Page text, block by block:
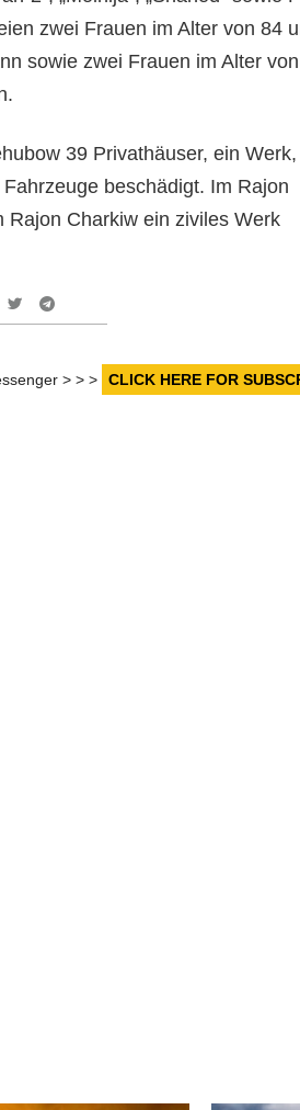
zwei Frauen im Alter von 84
sowie zwei Frauen im Alter
39 Privathäuser, ein
beschädigt. Im Rajon
Rajon Charkiw ein ziviles Werk
> > > CLICK HERE FOR